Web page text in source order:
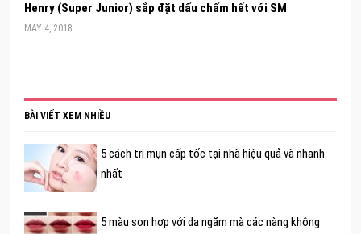
Henry (Super Junior) sắp đặt dấu chấm hết với SM
MAY 4, 2018
BÀI VIẾT XEM NHIỀU
5 cách trị mụn cấp tốc tại nhà hiệu quả và nhanh
nhất
5 màu son hợp với da ngăm mà các nàng không